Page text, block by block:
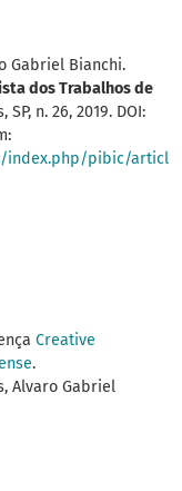
Gabriel Bianchi.
dos Trabalhos de
SP, n. 26, 2019. DOI:
index.php/pibic/articl
Creative
.
Alvaro Gabriel